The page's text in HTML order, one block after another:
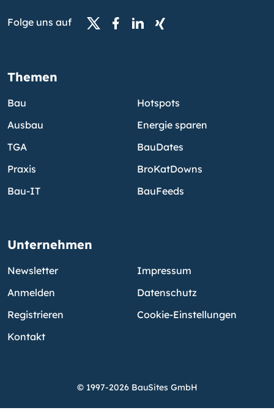
Folge uns auf
Themen
Bau
Ausbau
TGA
Praxis
Bau-IT
Hotspots
Energie sparen
BauDates
BroKatDowns
BauFeeds
Unternehmen
Newsletter
Anmelden
Registrieren
Kontakt
Impressum
Datenschutz
Cookie-Einstellungen
© 1997-2026 BauSites GmbH